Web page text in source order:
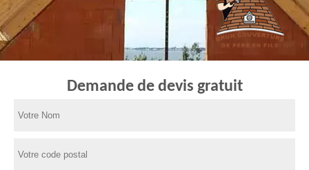
Demande de devis gratuit